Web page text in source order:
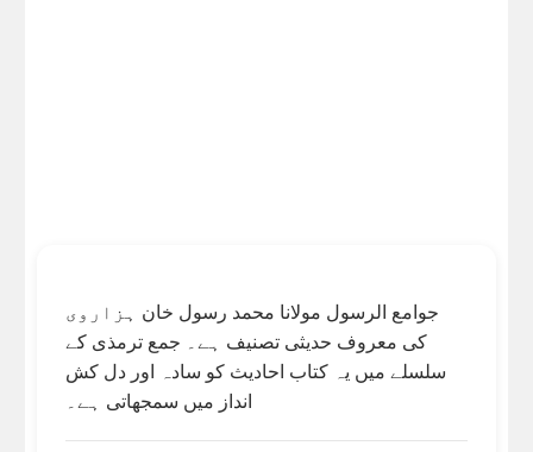
جوامع الرسول مولانا محمد رسول خان ہزاروی
کی معروف حدیثی تصنیف ہے۔ جمع ترمذی کے
سلسلے میں یہ کتاب احادیث کو سادہ اور دل کش
انداز میں سمجھاتی ہے۔